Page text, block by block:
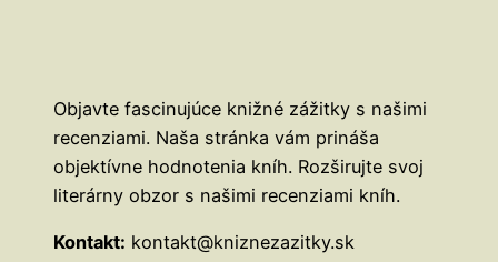
Objavte fascinujúce knižné zážitky s našimi
recenziami. Naša stránka vám prináša
objektívne hodnotenia kníh. Rozširujte svoj
literárny obzor s našimi recenziami kníh.
Kontakt: kontakt@kniznezazitky.sk